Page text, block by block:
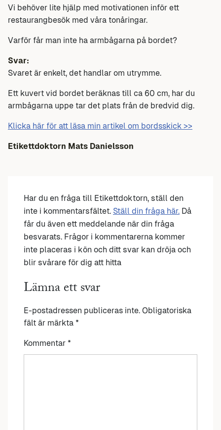
Vi behöver lite hjälp med motivationen inför ett
restaurangbesök med våra tonåringar.
Varför får man inte ha armbågarna på bordet?
Svar:
Svaret är enkelt, det handlar om utrymme.
Ett kuvert vid bordet beräknas till ca 60 cm, har du
armbågarna uppe tar det plats från de bredvid dig.
Klicka här för att läsa min artikel om bordsskick >>
Etikettdoktorn Mats Danielsson
Har du en fråga till Etikettdoktorn, ställ den
inte i kommentarsfältet. Ställ din fråga här. Då
får du även ett meddelande när din fråga
besvarats. Frågor i kommentarerna kommer
inte placeras i kön och ditt svar kan dröja och
blir svårare för dig att hitta
Lämna ett svar
E-postadressen publiceras inte. Obligatoriska
fält är märkta *
Kommentar *